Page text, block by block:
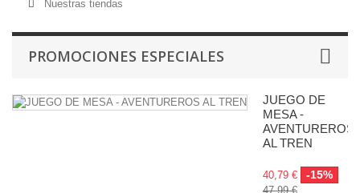
Nuestras tiendas
PROMOCIONES ESPECIALES
JUEGO DE
MESA -
AVENTUREROS
AL TREN
40,79 € -15%
47,99 €